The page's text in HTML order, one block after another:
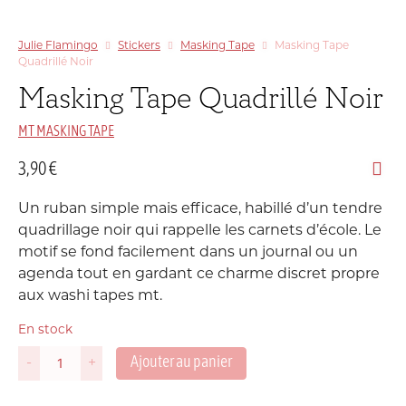
Julie Flamingo Stickers Masking Tape
Masking Tape
Quadrillé Noir
Masking Tape Quadrillé Noir
MT MASKING TAPE
3,90€
Un ruban simple mais efficace, habillé d’un tendre
quadrillage noir qui rappelle les carnets d’école. Le
motif se fond facilement dans un journal ou un
agenda tout en gardant ce charme discret propre
aux washi tapes mt.
En stock
-
quantité
+ Ajouter au panier